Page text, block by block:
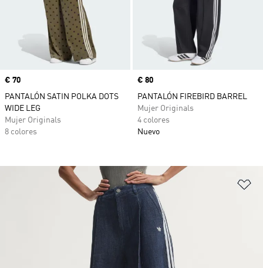
Precio
€ 70
PANTALÓN SATIN POLKA DOTS
WIDE LEG
Mujer Originals
8 colores
Precio
€ 80
PANTALÓN FIREBIRD BARREL
Mujer Originals
4 colores
Nuevo